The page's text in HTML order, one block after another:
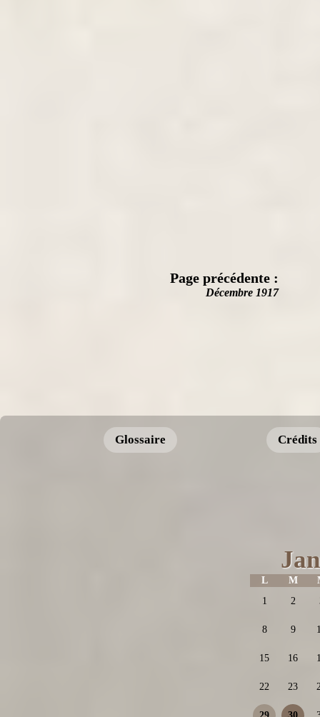
Page précédente :
Décembre 1917
Glossaire Crédits
L M
1
2
8 9
15 16
22 23